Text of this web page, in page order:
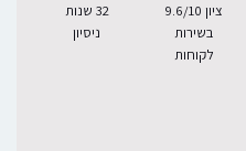
ציון 9.6/10
בשירות
לקוחות
32 שנות
ניסיון